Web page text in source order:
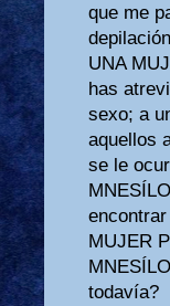
que me
UNA
has
sexo; a
aquellos
se le
MUJER
todavía?